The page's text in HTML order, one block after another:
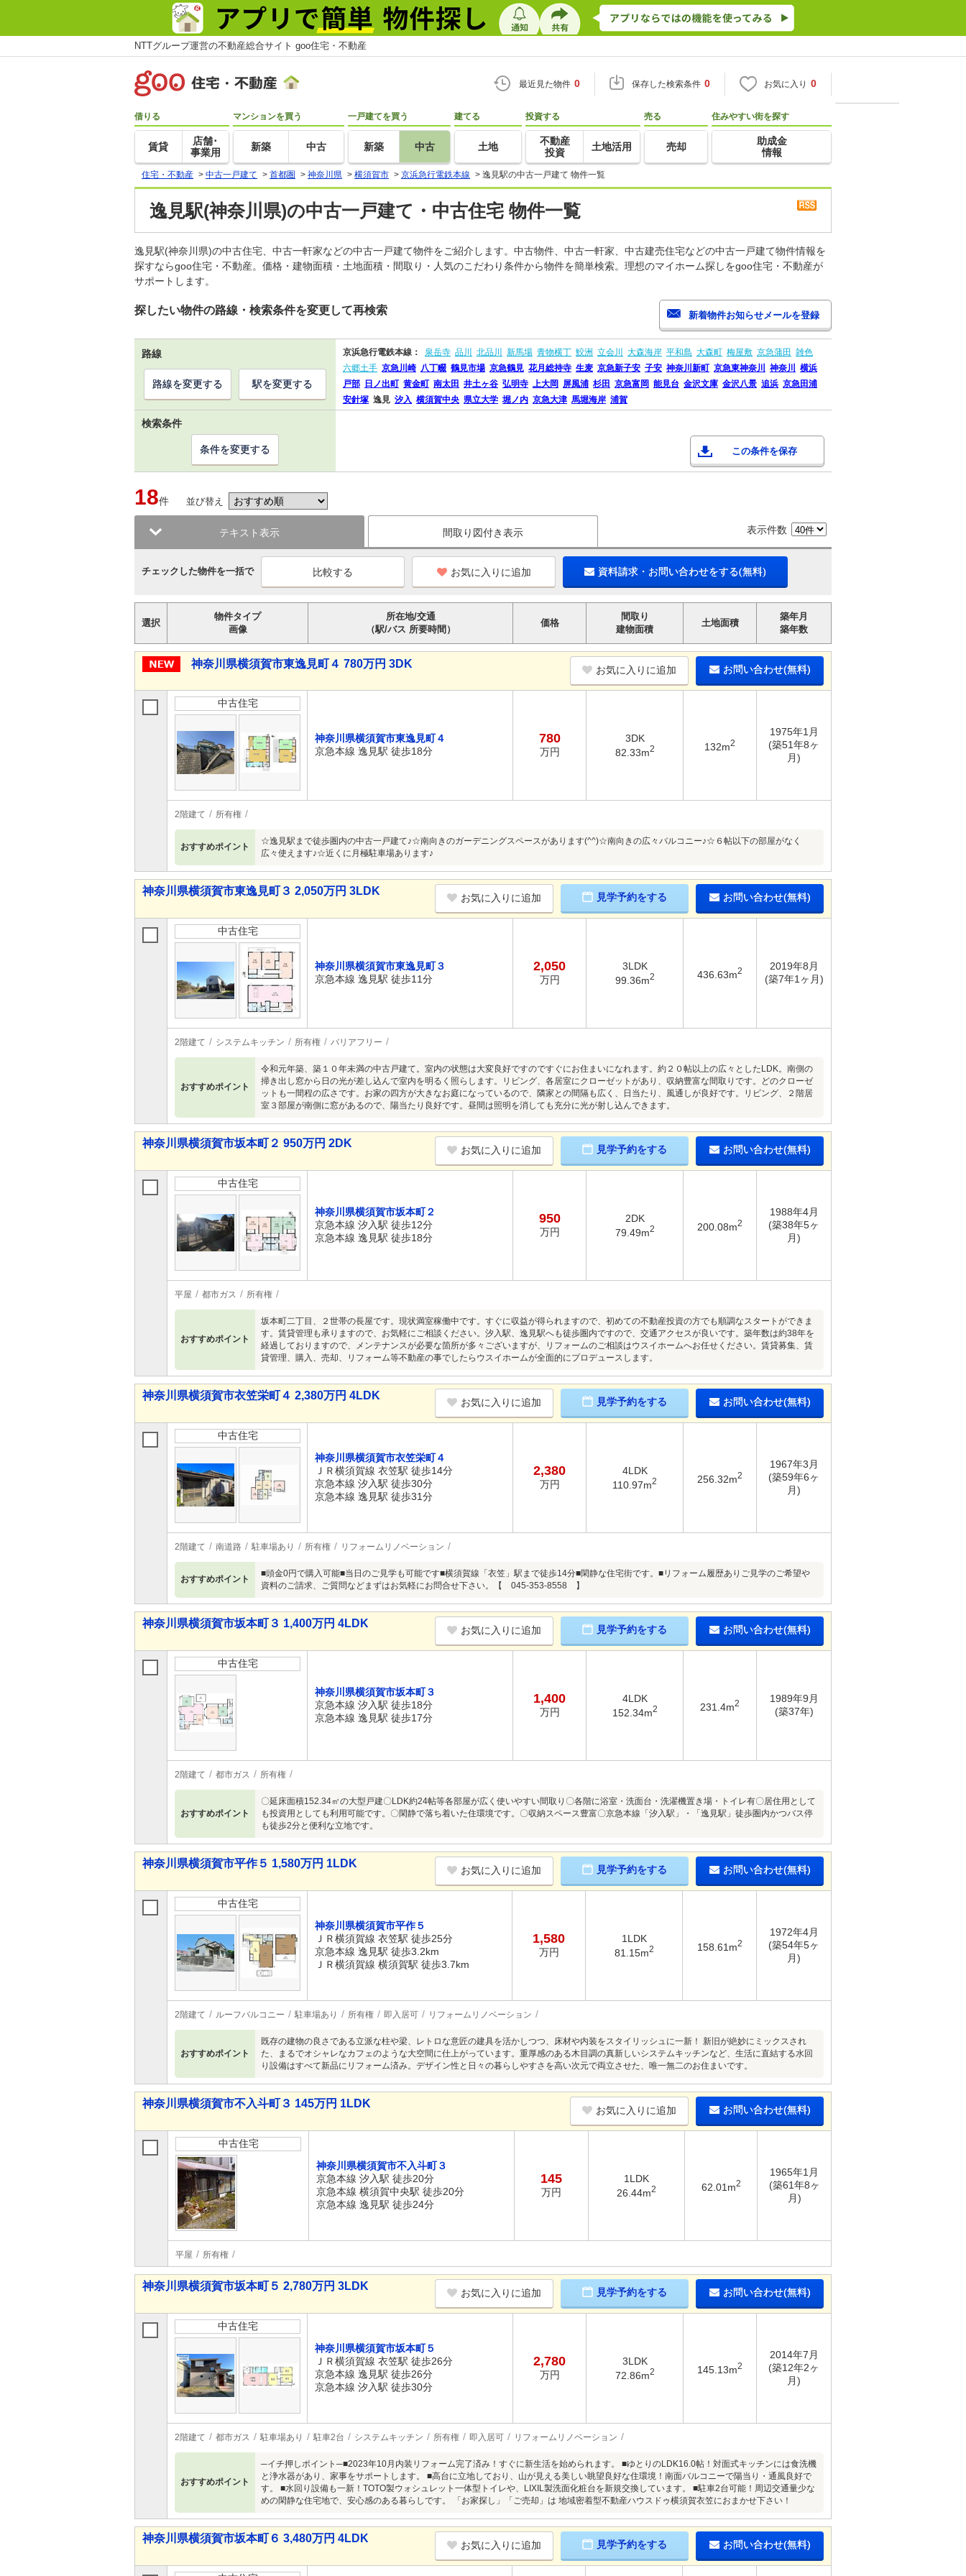
NTTグループ運営の不動産総合サイト goo住宅・不動産
最近見た物件 0 保存した検索条件 0 お気に入り 0
借りる
賃貸
店舗･
事業用
マンションを買う
新築 中古
一戸建てを買う
新築 中古
建てる
土地
投資する
不動産
投資
土地活用
売る
売却
住みやすい街を探す
助成金
情報
住宅・不動産 > 中古一戸建て > 首都圏 > 神奈川県 > 横須賀市 > 京浜急行電鉄本線 > 逸見駅の中古一戸建て 物件一覧
逸見駅(神奈川県)の中古一戸建て・中古住宅 物件一覧
逸見駅(神奈川県)の中古住宅、中古一軒家などの中古一戸建て物件をご紹介します。中古物件、中古一軒家、中古建売住宅などの中古一戸建て物件情報を
探すならgoo住宅・不動産。価格・建物面積・土地面積・間取り・人気のこだわり条件から物件を簡単検索。理想のマイホーム探しをgoo住宅・不動産が
サポートします。
探したい物件の路線・検索条件を変更して再検索
路線 京浜急行電鉄本線： 泉岳寺 品川 北品川 新馬場 青物横丁 鮫洲 立会川 大森海岸 平和島 大森町 梅屋敷 京急蒲田 雑色
六郷土手 京急川崎 八丁畷 鶴見市場 京急鶴見 花月総持寺 生麦 京急新子安 子安 神奈川新町 京急東神奈川 神奈川
横浜
戸部
日ノ出町 黄金町 南太田 井土ヶ谷 弘明寺 上大岡 屏風浦 杉田 京急富岡 能見台 金沢文庫 金沢八景 追浜 京急田浦
安針塚 逸見 汐入 横須賀中央 県立大学 堀ノ内 京急大津 馬堀海岸 浦賀
路線を変更する 駅を変更する
検索条件
この条件を保存
条件を変更する
18件 並び替え
テキスト表示 間取り図付き表示 表示件数
チェックした物件を一括で お気に入りに追加 資料請求・お問い合わせをする(無料)
選択
物件タイプ
画像
所在地/交通
（駅/バス 所要時間）
価格
間取り
建物面積
土地面積
築年月
築年数
神奈川県横須賀市東逸見町４ 780万円 3DK お気に入りに追加 お問い合わせ(無料)
中古住宅
神奈川県横須賀市東逸見町４
京急本線 逸見駅 徒歩18分
780
万円
3DK
82.33m2 132m2
1975年1月
(築51年8ヶ
月)
2階建て 所有権
おすすめポイント
☆逸見駅まで徒歩圏内の中古一戸建て♪☆南向きのガーデニングスペースがあります(^^)☆南向きの広々バルコニー♪☆６帖以下の部屋がなく
広々使えます♪☆近くに月極駐車場あります♪
神奈川県横須賀市東逸見町３ 2,050万円 3LDK
お気に入りに追加 見学予約をする お問い合わせ(無料)
中古住宅
神奈川県横須賀市東逸見町３
京急本線 逸見駅 徒歩11分
2,050
万円
3LDK
99.36m2 436.63m2
2019年8月
(築7年1ヶ月)
2階建て システムキッチン 所有権 バリアフリー
おすすめポイント
令和元年築、築１０年未満の中古戸建て。室内の状態は大変良好ですのですぐにお住まいになれます。約２０帖以上の広々としたLDK。南側の
掃き出し窓から日の光が差し込んで室内を明るく照らします。リビング、各居室にクローゼットがあり、収納豊富な間取りです。どのクローゼ
ットも一間程の広さです。お家の四方が大きなお庭になっているので、隣家との間隔も広く、日当たり、風通しが良好です。リビング、２階居
室３部屋が南側に窓があるので、陽当たり良好です。昼間は照明を消しても充分に光が射し込んできます。
神奈川県横須賀市坂本町２ 950万円 2DK
お気に入りに追加 見学予約をする お問い合わせ(無料)
中古住宅
神奈川県横須賀市坂本町２
京急本線 汐入駅 徒歩12分
京急本線 逸見駅 徒歩18分
950
万円
2DK
79.49m2 200.08m2
1988年4月
(築38年5ヶ
月)
平屋 都市ガス 所有権
おすすめポイント
坂本町二丁目、２世帯の長屋です。現状満室稼働中です。すぐに収益が得られますので、初めての不動産投資の方でも順調なスタートができま
す。賃貸管理も承りますので、お気軽にご相談ください。汐入駅、逸見駅へも徒歩圏内ですので、交通アクセスが良いです。築年数は約38年を
経過しておりますので、メンテナンスが必要な箇所が多々ございますが、リフォームのご相談はウスイホームへお任せください。賃貸募集、賃
貸管理、購入、売却、リフォーム等不動産の事でしたらウスイホームが全面的にプロデュースします。
神奈川県横須賀市衣笠栄町４ 2,380万円 4LDK
お気に入りに追加 見学予約をする お問い合わせ(無料)
中古住宅
神奈川県横須賀市衣笠栄町４
ＪＲ横須賀線 衣笠駅 徒歩14分
京急本線 汐入駅 徒歩30分
京急本線 逸見駅 徒歩31分
2,380
万円
4LDK
110.97m2 256.32m2
1967年3月
(築59年6ヶ
月)
2階建て 南道路 駐車場あり 所有権 リフォームリノベーション
おすすめポイント
■頭金0円で購入可能■当日のご見学も可能です■横須賀線「衣笠」駅まで徒歩14分■閑静な住宅街です。■リフォーム履歴ありご見学のご希望や
資料のご請求、ご質問などまずはお気軽にお問合せ下さい。【 045-353-8558 】
神奈川県横須賀市坂本町３ 1,400万円 4LDK
お気に入りに追加 見学予約をする お問い合わせ(無料)
中古住宅
神奈川県横須賀市坂本町３
京急本線 汐入駅 徒歩18分
京急本線 逸見駅 徒歩17分
1,400
万円
4LDK
152.34m2 231.4m2
1989年9月
(築37年)
2階建て 都市ガス 所有権
おすすめポイント
〇延床面積152.34㎡の大型戸建〇LDK約24帖等各部屋が広く使いやすい間取り〇各階に浴室・洗面台・洗濯機置き場・トイレ有〇居住用として
も投資用としても利用可能です。〇閑静で落ち着いた住環境です。〇収納スペース豊富〇京急本線「汐入駅」・「逸見駅」徒歩圏内かつバス停
も徒歩2分と便利な立地です。
神奈川県横須賀市平作５ 1,580万円 1LDK
お気に入りに追加 見学予約をする お問い合わせ(無料)
中古住宅
神奈川県横須賀市平作５
ＪＲ横須賀線 衣笠駅 徒歩25分
京急本線 逸見駅 徒歩3.2km
ＪＲ横須賀線 横須賀駅 徒歩3.7km
1,580
万円
1LDK
81.15m2 158.61m2
1972年4月
(築54年5ヶ
月)
2階建て ルーフバルコニー 駐車場あり 所有権 即入居可 リフォームリノベーション
おすすめポイント
既存の建物の良さである立派な柱や梁、レトロな意匠の建具を活かしつつ、床材や内装をスタイリッシュに一新！ 新旧が絶妙にミックスされ
た、まるでオシャレなカフェのような大空間に仕上がっています。重厚感のある木目調の真新しいシステムキッチンなど、生活に直結する水回
り設備はすべて新品にリフォーム済み。デザイン性と日々の暮らしやすさを高い次元で両立させた、唯一無二のお住まいです。
神奈川県横須賀市不入斗町３ 145万円 1LDK
お気に入りに追加 お問い合わせ(無料)
中古住宅
神奈川県横須賀市不入斗町３
京急本線 汐入駅 徒歩20分
京急本線 横須賀中央駅 徒歩20分
京急本線 逸見駅 徒歩24分
145
万円
1LDK
26.44m2 62.01m2
1965年1月
(築61年8ヶ
月)
平屋 所有権
神奈川県横須賀市坂本町５ 2,780万円 3LDK
お気に入りに追加 見学予約をする お問い合わせ(無料)
中古住宅
神奈川県横須賀市坂本町５
ＪＲ横須賀線 衣笠駅 徒歩26分
京急本線 逸見駅 徒歩26分
京急本線 汐入駅 徒歩30分
2,780
万円
3LDK
72.86m2 145.13m2
2014年7月
(築12年2ヶ
月)
2階建て 都市ガス 駐車場あり 駐車2台 システムキッチン 所有権 即入居可 リフォームリノベーション
おすすめポイント
─イチ押しポイント─■2023年10月内装リフォーム完了済み！すぐに新生活を始められます。 ■ゆとりのLDK16.0帖！対面式キッチンには食洗機
と浄水器があり、家事をサポートします。 ■高台に立地しており、山が見える美しい眺望良好な住環境！南面バルコニーで陽当り・通風良好で
す。 ■水回り設備も一新！TOTO製ウォシュレット一体型トイレや、LIXIL製洗面化粧台を新規交換しています。 ■駐車2台可能！周辺交通量少な
めの閑静な住宅地で、安心感のある暮らしです。 「お家探し」「ご売却」は 地域密着型不動産ハウスドゥ横須賀衣笠におまかせ下さい！
神奈川県横須賀市坂本町６ 3,480万円 4LDK
お気に入りに追加 見学予約をする お問い合わせ(無料)